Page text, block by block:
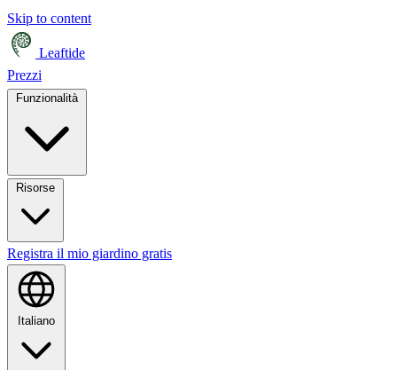
Skip to content
Leaftide
Prezzi
Funzionalità
Registra il mio giardino gratis
Italiano